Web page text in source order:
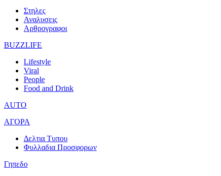
Στηλες
Αναλυσεις
Αρθρογραφοι
BUZZLIFE
Lifestyle
Viral
People
Food and Drink
AUTO
ΑΓΟΡΑ
Δελτια Τυπου
Φυλλαδια Προσφορων
Γηπεδο